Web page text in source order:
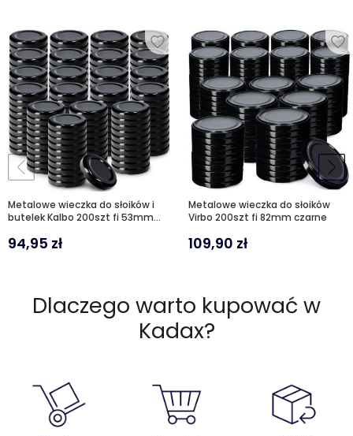
Metalowe wieczka do słoików i
butelek Kalbo 200szt fi 53mm
94,95 zł
Metalowe wieczka do słoików
Virbo 200szt fi 82mm czarne
109,90 zł
Dlaczego warto kupować w
Kadax?